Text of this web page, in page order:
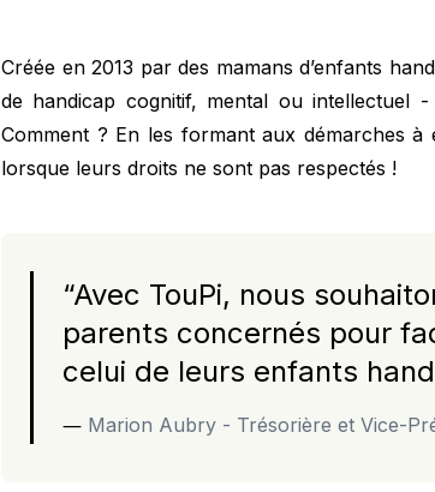
Créée en 2013 par des mamans d’enfants
de handicap cognitif, mental ou intellectuel
Comment ? En les formant aux démarches
lorsque leurs droits ne sont pas respectés !
“Avec TouPi, nous
parents concernés pour
celui de leurs enfants
― Marion Aubry - Trésorière et Vice-